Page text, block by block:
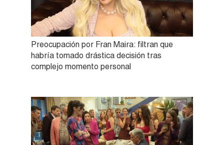
Preocupación por Fran Maira: filtran que
habría tomado drástica decisión tras
complejo momento personal